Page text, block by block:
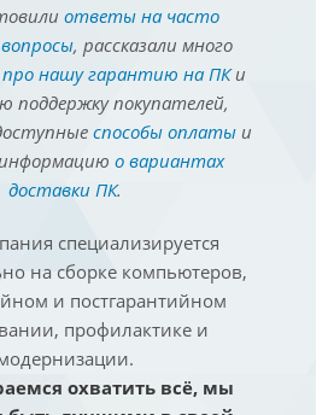
ответы на часто
, рассказали много
про нашу гарантию на ПКи
поддержку покупателей,
способы оплатыи
о вариантах
доставки ПК.
специализируется
на сборке компьютеров,
и постгарантийном
профилактике и
охватить всё, мы